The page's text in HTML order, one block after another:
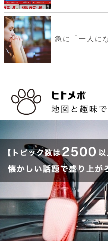
急に「一人に